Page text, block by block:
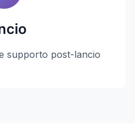
supporto post-lancio